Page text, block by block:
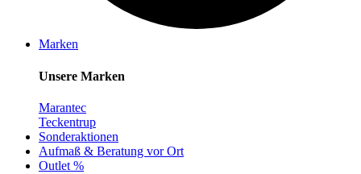
Marken
Unsere Marken
Marantec
Teckentrup
Sonderaktionen
Aufmaß & Beratung vor Ort
Outlet %